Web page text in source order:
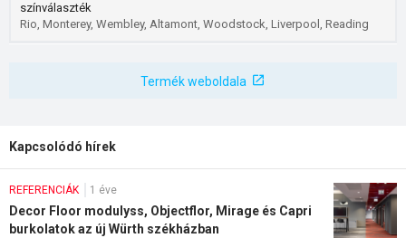
színválaszték
Rio, Monterey, Wembley, Altamont, Woodstock, Liverpool, Reading
Termék weboldala
Kapcsolódó hírek
REFERENCIÁK 1 éve
Decor Floor modulyss, Objectflor, Mirage és Capri
burkolatok az új Würth székházban